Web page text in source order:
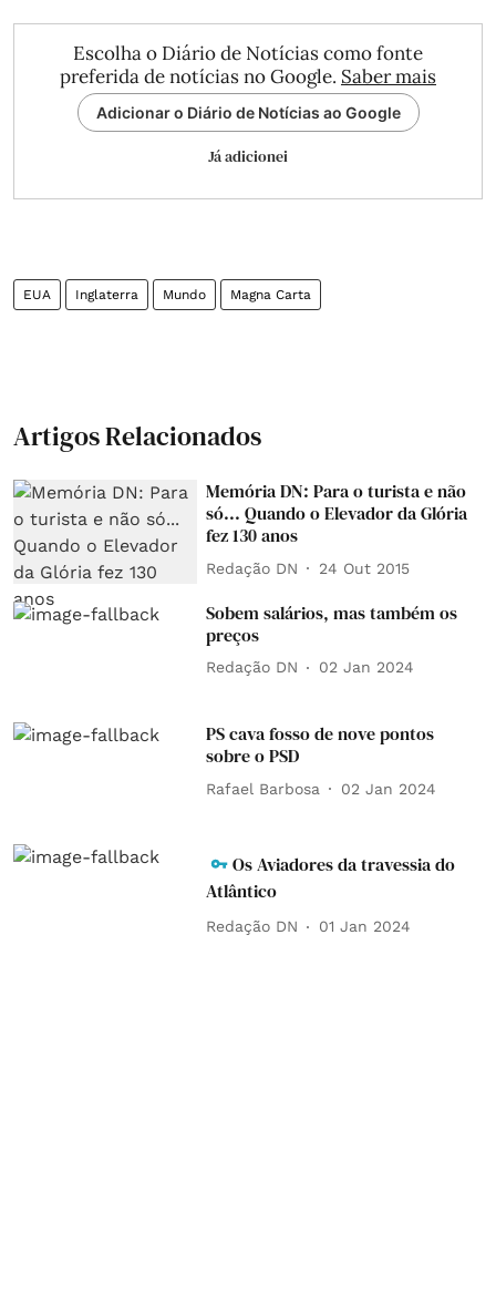
Escolha o Diário de Notícias como fonte
preferida de notícias no Google. Saber mais
Adicionar o Diário de Notícias ao Google
Já adicionei
EUA Inglaterra Mundo Magna Carta
Artigos Relacionados
Memória DN: Para o turista e não
só... Quando o Elevador da Glória
fez 130 anos
Redação DN 24 Out 2015
Sobem salários, mas também os
preços
Redação DN 02 Jan 2024
PS cava fosso de nove pontos
sobre o PSD
Rafael Barbosa 02 Jan 2024
Os Aviadores da travessia do
Atlântico
Redação DN 01 Jan 2024